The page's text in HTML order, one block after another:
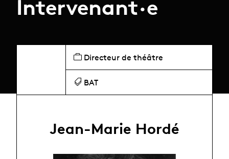
Intervenant·e
Directeur de théâtre
BAT
Jean-Marie Hordé